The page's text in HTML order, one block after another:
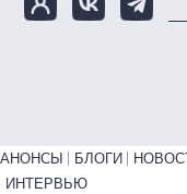
Primary links bottom
АНОНСЫ БЛОГИ
ИНТЕРВЬЮ